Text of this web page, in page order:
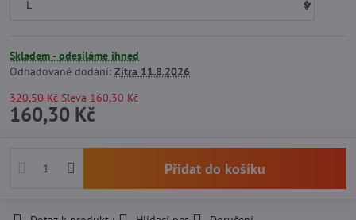
Skladem - odesíláme ihned
Odhadované dodání: Zítra 11.8.2026
320,50 Kč Sleva 160,30 Kč
160,30 Kč
Přidat do košíku